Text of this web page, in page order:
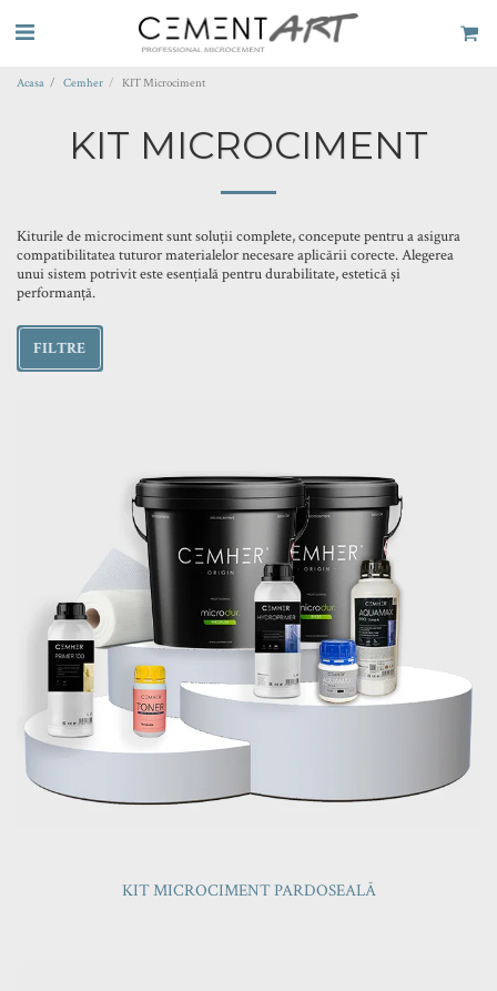
Acasa Cemher KIT Microciment
KIT MICROCIMENT
Kiturile de microciment sunt soluții complete, concepute pentru a asigura
compatibilitatea tuturor materialelor necesare aplicării corecte. Alegerea
unui sistem potrivit este esențială pentru durabilitate, estetică și
performanță.
FILTRE
KIT MICROCIMENT PARDOSEALĂ